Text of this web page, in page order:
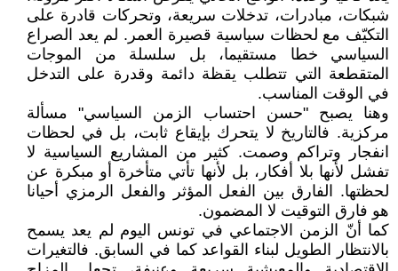
شبكات، مبادرات، تدخلات سريعة، وتحركات قادرة على
التكيّف مع لحظات سياسية قصيرة العمر. لم يعد الصراع
السياسي خطا مستقيما، بل سلسلة من الموجات
المتقطعة التي تتطلب يقظة دائمة وقدرة على التدخل
في الوقت المناسب.
وهنا يصبح "حسن احتساب الزمن السياسي" مسألة
مركزية. فالتاريخ لا يتحرك بإيقاع ثابت، بل في لحظات
انفجار وتراكم وصمت. كثير من المشاريع السياسية لا
تفشل لأنها بلا أفكار، بل لأنها تأتي متأخرة أو مبكرة عن
لحظتها. الفارق بين الفعل المؤثر والفعل الرمزي أحيانا
هو فارق التوقيت لا المضمون.
كما أنّ الزمن الاجتماعي في تونس اليوم لم يعد يسمح
بالانتظار الطويل لبناء القواعد كما في السابق. فالتغيرات